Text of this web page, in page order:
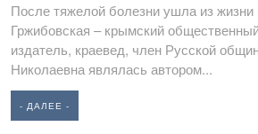
После тяжелой болезни ушла из жизни
Гржибовская – крымский
издатель, краевед, член Русской
Николаевна являлась автором...
- ДАЛЕЕ -